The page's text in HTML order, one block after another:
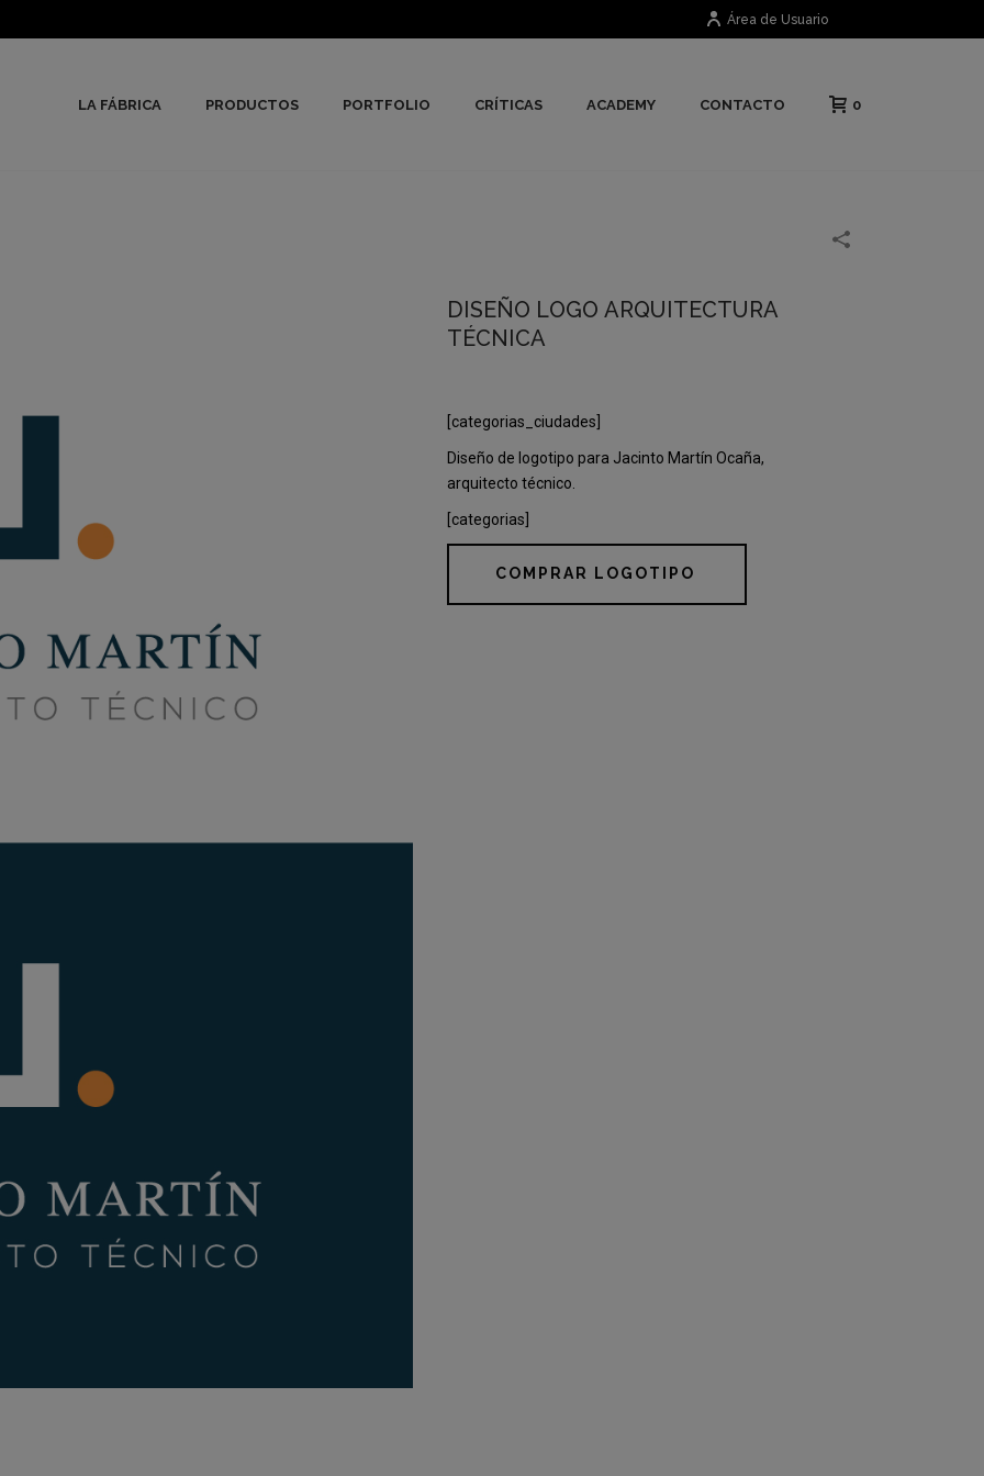
Área de Usuario
LA FÁBRICA PRODUCTOS PORTFOLIO CRÍTICAS ACADEMY CONTACTO 0
DISEÑO LOGO ARQUITECTURA
TÉCNICA
[categorias_ciudades]
Diseño de logotipo para Jacinto Martín Ocaña,
arquitecto técnico.
[categorias]
COMPRAR LOGOTIPO